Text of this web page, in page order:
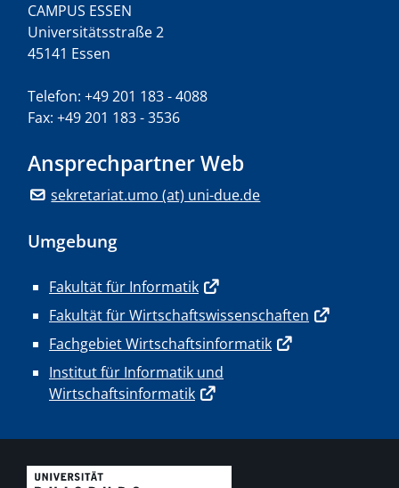
CAMPUS ESSEN
Universitätsstraße 2
45141 Essen
Telefon: +49 201 183 - 4088
Fax: +49 201 183 - 3536
Ansprechpartner Web
sekretariat.umo (at) uni-due.de
Umgebung
Fakultät für Informatik
Fakultät für Wirtschaftswissenschaften
Fachgebiet Wirtschaftsinformatik
Institut für Informatik und
Wirtschaftsinformatik